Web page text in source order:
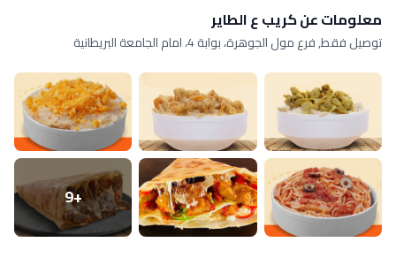
معلومات عن كريب ع الطاير
توصيل فقط, فرع مول الجوهرة، بوابة 4، امام الجامعة البريطانية
+9